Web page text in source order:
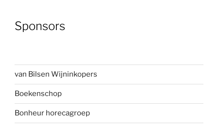
Sponsors
van Bilsen Wijninkopers
Boekenschop
Bonheur horecagroep